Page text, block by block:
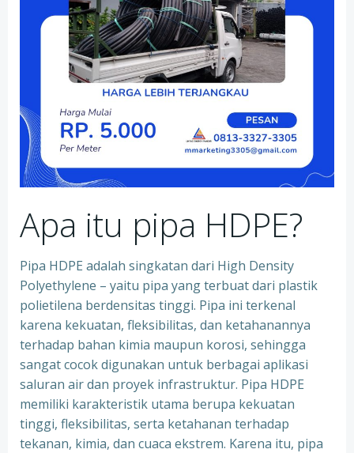
Apa itu pipa HDPE?
Pipa HDPE adalah singkatan dari High Density
Polyethylene – yaitu pipa yang terbuat dari plastik
polietilena berdensitas tinggi. Pipa ini terkenal
karena kekuatan, fleksibilitas, dan ketahanannya
terhadap bahan kimia maupun korosi, sehingga
sangat cocok digunakan untuk berbagai aplikasi
saluran air dan proyek infrastruktur. Pipa HDPE
memiliki karakteristik utama berupa kekuatan
tinggi, fleksibilitas, serta ketahanan terhadap
tekanan, kimia, dan cuaca ekstrem. Karena itu, pipa